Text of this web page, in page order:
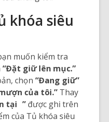
khóa siêu
muốn kiểm tra
“Đặt giữ lên mục.”
chọn “Đang giữ”
của tôi.” Thay
tại ” được ghi trên
của Tủ khóa siêu